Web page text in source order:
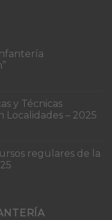
y Técnicas
Localidades – 2025
regulares de la